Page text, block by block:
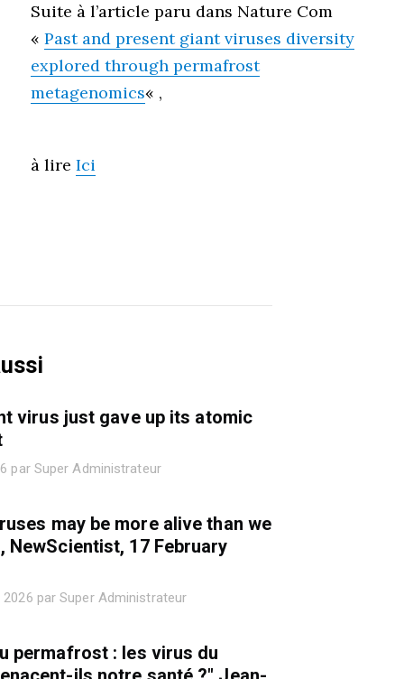
Suite à l’article paru dans Nature Com
«Past and present giant viruses diversity
explored through permafrost
metagenomics« ,
à lireIci
virus just gave up its atomic
par Super Administrateur
may be more alive than we
NewScientist, 17 February
2026 par Super Administrateur
permafrost : les virus du